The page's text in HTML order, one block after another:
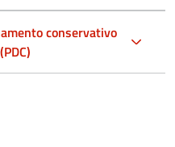
conservativo